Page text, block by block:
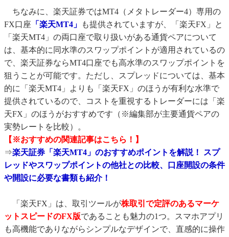
ちなみに、楽天証券ではMT4（メタトレーダー4）専用の
FX口座 「楽天MT4」
も提供されていますが、「楽天FX」と
「楽天MT4」の両口座で取り扱いがある通貨ペアについて
は、基本的に同水準のスワップポイントが適用されているの
で、楽天証券ならMT4口座でも高水準のスワップポイントを
狙うことが可能です。ただし、スプレッドについては、基本
的に「楽天MT4」よりも「楽天FX」のほうが有利な水準で
提供されているので、コストを重視するトレーダーには「楽
天FX」のほうがおすすめです（※編集部が主要通貨ペアの
実勢レートを比較）。
【※おすすめの関連記事はこちら！】
⇒楽天証券「楽天MT4」のおすすめポイントを解説！ スプ
レッドやスワップポイントの他社との比較、口座開設の条件
や開設に必要な書類も紹介！
「楽天FX」は、取引ツールが株取引で定評のあるマーケ
ットスピードのFX版であることも魅力の1つ。スマホアプリ
も高機能でありながらシンプルなデザインで、直感的に操作